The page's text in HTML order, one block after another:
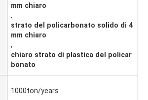
mm chiaro
,
strato del policarbonato solido di 4
mm chiaro
,
chiaro strato di plastica del policar
bonato
1000ton/years